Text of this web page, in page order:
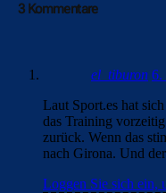
3 Kommentare
el_tiburon 6.
Laut Sport.es hat
das Training
zurück. Wenn das
nach Girona. Und
Loggen Sie sich ein,